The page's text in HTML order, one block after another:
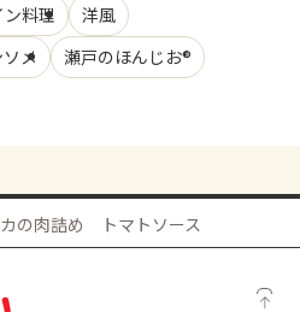
ン料理
洋風
メ
瀬戸のほんじお®
の肉詰め トマトソース